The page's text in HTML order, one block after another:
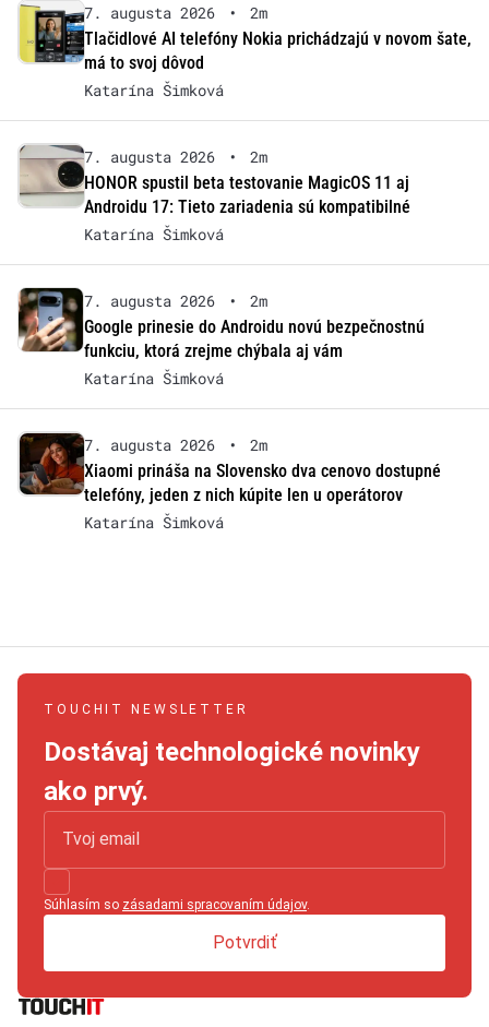
7. augusta 2026 •
2m
Tlačidlové AI telefóny Nokia prichádzajú v novom šate,
má to svoj dôvod
Katarína Šimková
7. augusta 2026 •
2m
HONOR spustil beta testovanie MagicOS 11 aj
Androidu 17: Tieto zariadenia sú kompatibilné
Katarína Šimková
7. augusta 2026 •
2m
Google prinesie do Androidu novú bezpečnostnú
funkciu, ktorá zrejme chýbala aj vám
Katarína Šimková
7. augusta 2026 •
2m
Xiaomi prináša na Slovensko dva cenovo dostupné
telefóny, jeden z nich kúpite len u operátorov
Katarína Šimková
TOUCHIT NEWSLETTER
Dostávaj technologické novinky
ako prvý.
Súhlasím so zásadami spracovaním údajov.
Potvrdiť